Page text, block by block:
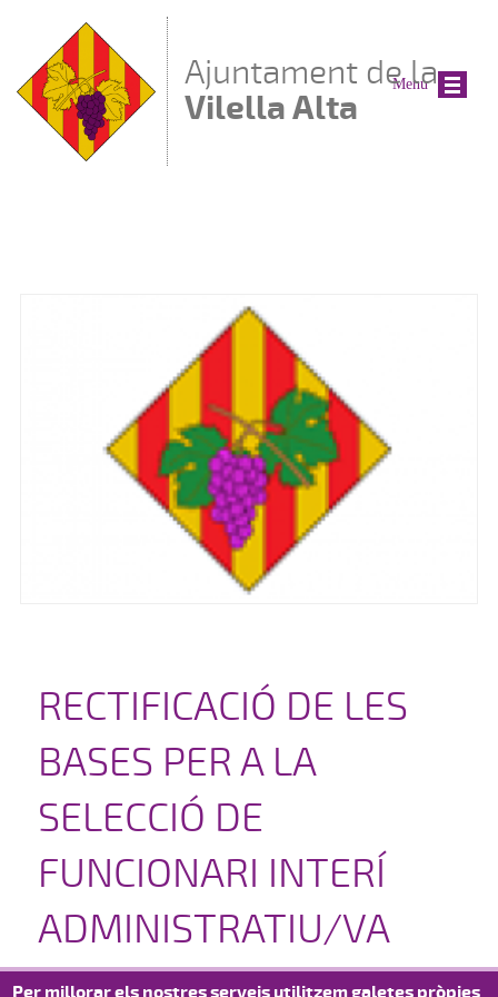
Ajuntament de la
Vilella Alta
RECTIFICACIÓ DE LES
BASES PER A LA
SELECCIÓ DE
FUNCIONARI INTERÍ
ADMINISTRATIU/VA
13/10/2021
Menu
Per millorar els nostres serveis utilitzem galetes pròpies